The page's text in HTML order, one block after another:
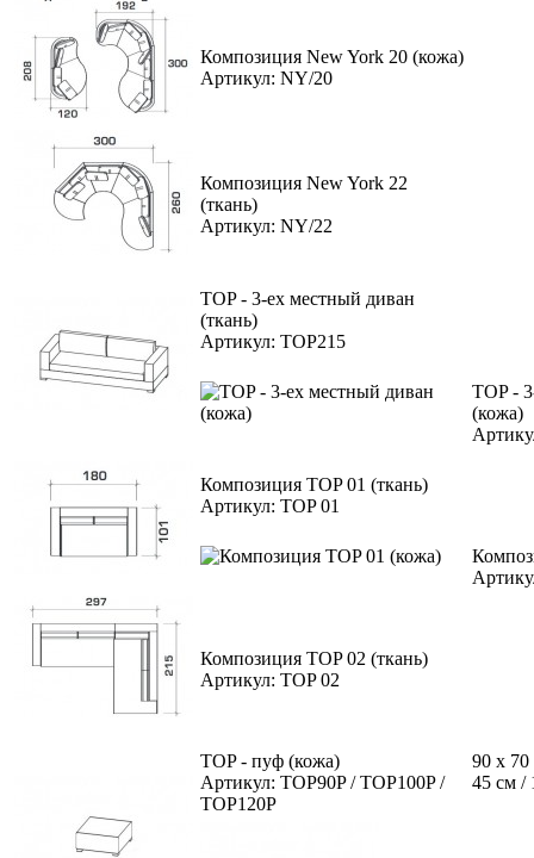
Композиция New York 20 (кожа)
Артикул: NY/20
Композиция New York 22
(ткань)
Артикул: NY/22
TOP - 3-ех местный диван
(ткань)
Артикул: TOP215
TOP -
(кожа)
Композиция TOP 01 (ткань)
Артикул: TOP 01
Композиция TOP 02 (ткань)
Артикул: TOP 02
TOP - пуф (кожа)
Артикул: TOP90P / TOP100P /
TOP120P
90 x 70
45 см /